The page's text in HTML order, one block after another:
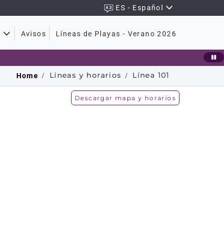
ES - Español
Avisos Líneas de Playas - Verano 2026
Home Líneas y horarios Línea 101
Descargar mapa y horarios